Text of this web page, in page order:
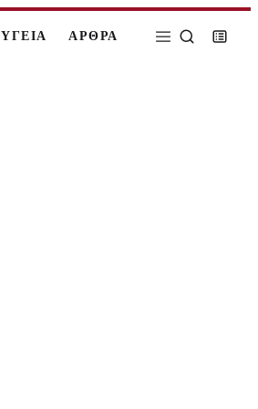
ΥΓΕΙΑ ΑΡΘΡΑ